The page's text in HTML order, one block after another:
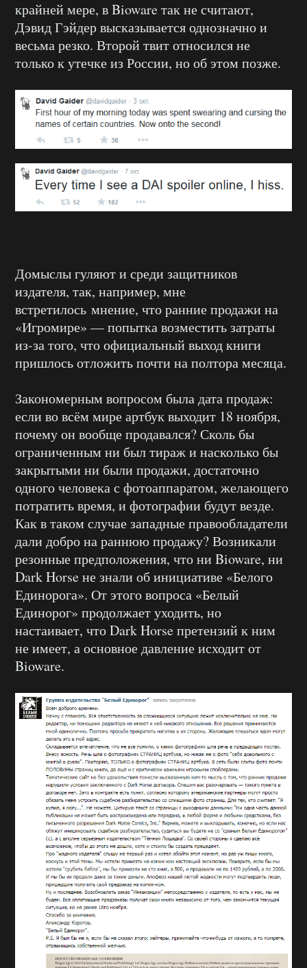
крайней мере, в Bioware так не считают,
Дэвид Гэйдер высказывается однозначно и
весьма резко. Второй твит относился не
только к утечке из России, но об этом позже.
Домыслы гуляют и среди защитников
издателя, так, например, мне
встретилось мнение, что ранние продажи на
«Игромире» — попытка возместить затраты
из-за того, что официальный выход книги
пришлось отложить почти на полтора месяца.
Закономерным вопросом была дата продаж:
если во всём мире артбук выходит 18 ноября,
почему он вообще продавался? Сколь бы
ограниченным ни был тираж и насколько бы
закрытыми ни были продажи, достаточно
одного человека с фотоаппаратом, желающего
потратить время, и фотографии будут везде.
Как в таком случае западные правообладатели
дали добро на раннюю продажу? Возникали
резонные предположения, что ни Bioware, ни
Dark Horse не знали об инициативе «Белого
Единорога». От этого вопроса «Белый
Единорог» продолжает уходить, но
настаивает, что Dark Horse претензий к ним
не имеет, а основное давление исходит от
Bioware.